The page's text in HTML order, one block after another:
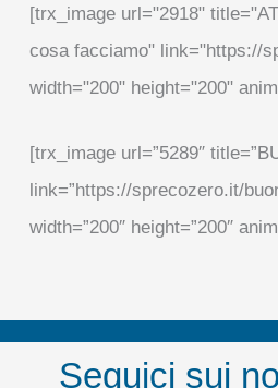
[trx_image url="2918"
cosa facciamo" link="https://
width="200" height="200"
[trx_image url=”5289″
link=”https://sprecozero.it/
width=”200″ height=”200″
Seguici sui